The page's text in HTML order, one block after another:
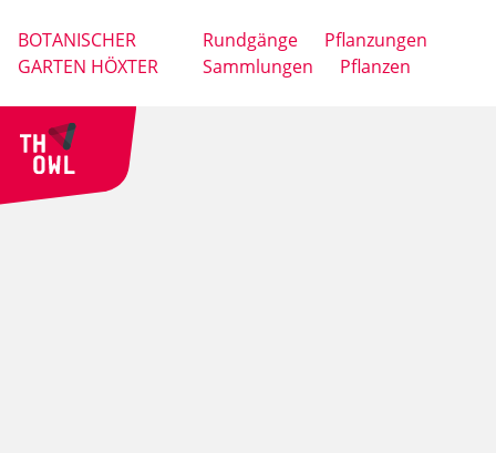
BOTANISCHER
GARTEN HÖXTER
Rundgänge
Pflanzungen
Sammlungen
Pflanzen